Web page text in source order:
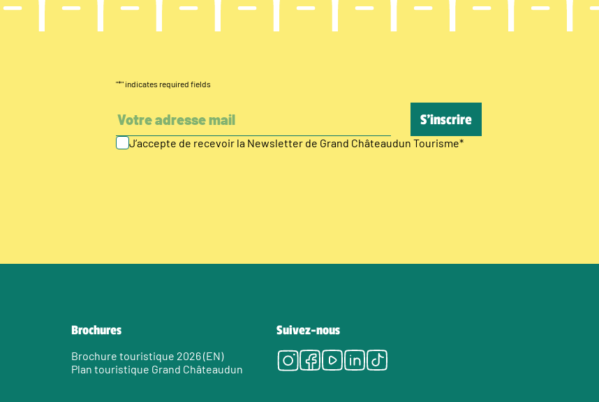
"*" indicates required fields
J’accepte de recevoir la Newsletter de Grand Châteaudun Tourisme*
Brochures
Brochure touristique 2026 (EN)
Plan touristique Grand Châteaudun
Suivez-nous
Instagram
Facebook
Youtube
LinkedIn
Tiktok